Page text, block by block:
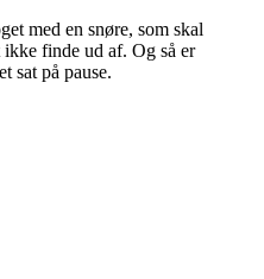
med en snøre, som skal
finde ud af. Og så er
sat på pause.